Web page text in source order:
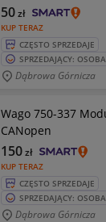
KUP TERAZ
50zł
CZĘSTO SPRZEDAJE
SPRZEDAJĄCY:
Dąbrowa Górnicza
Wago 750-337
CANopen
KUP TERAZ
150zł
CZĘSTO SPRZEDAJE
SPRZEDAJĄCY:
Dąbrowa Górnicza